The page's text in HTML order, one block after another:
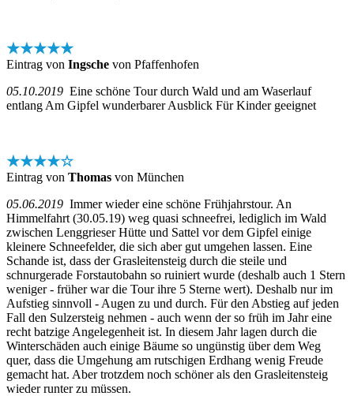
★★★★★
Eintrag von Ingsche von Pfaffenhofen
05.10.2019 Eine schöne Tour durch Wald und am Waserlauf
entlang Am Gipfel wunderbarer Ausblick Für Kinder geeignet
★★★★☆
Eintrag von Thomas von München
05.06.2019 Immer wieder eine schöne Frühjahrstour. An
Himmelfahrt (30.05.19) weg quasi schneefrei, lediglich im Wald
zwischen Lenggrieser Hütte und Sattel vor dem Gipfel einige
kleinere Schneefelder, die sich aber gut umgehen lassen. Eine
Schande ist, dass der Grasleitensteig durch die steile und
schnurgerade Forstautobahn so ruiniert wurde (deshalb auch 1 Stern
weniger - früher war die Tour ihre 5 Sterne wert). Deshalb nur im
Aufstieg sinnvoll - Augen zu und durch. Für den Abstieg auf jeden
Fall den Sulzersteig nehmen - auch wenn der so früh im Jahr eine
recht batzige Angelegenheit ist. In diesem Jahr lagen durch die
Winterschäden auch einige Bäume so ungünstig über dem Weg
quer, dass die Umgehung am rutschigen Erdhang wenig Freude
gemacht hat. Aber trotzdem noch schöner als den Grasleitensteig
wieder runter zu müssen.